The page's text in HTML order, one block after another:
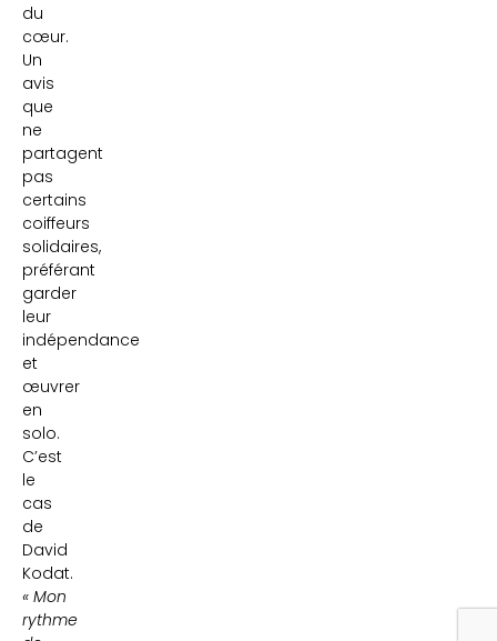
du
cœur.
Un
avis
que
ne
partagent
pas
certains
coiffeurs
solidaires,
préférant
garder
leur
indépendance
et
œuvrer
en
solo.
C’est
le
cas
de
David
Kodat.
« Mon
rythme